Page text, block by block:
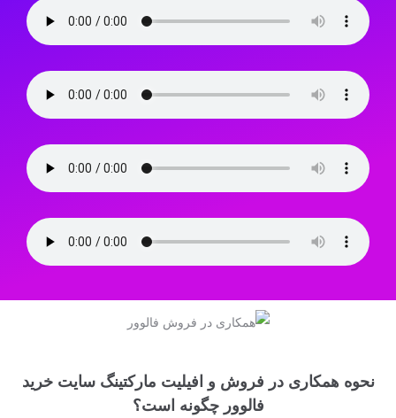
نحوه همکاری در فروش و افیلیت مارکتینگ سایت خرید
فالوور چگونه است؟